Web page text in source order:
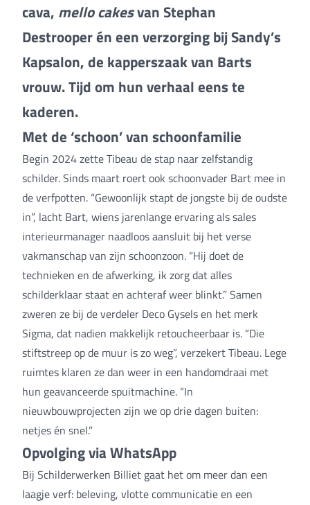
cava, mello cakesvan Stephan
Destrooper én een verzorging bij Sandy’s
Kapsalon, de kapperszaak van Barts
vrouw. Tijd om hun verhaal eens te
kaderen.
Met de ‘schoon’ van schoonfamilie
Begin 2024 zette Tibeau de stap naar zelfstandig
schilder. Sinds maart roert ook schoonvader Bart mee in
de verfpotten. “Gewoonlijk stapt de jongste bij de oudste
in”, lacht Bart, wiens jarenlange ervaring als sales
interieurmanager naadloos aansluit bij het verse
vakmanschap van zijn schoonzoon. “Hij doet de
technieken en de afwerking, ik zorg dat alles
schilderklaar staat en achteraf weer blinkt.” Samen
zweren ze bij de verdeler Deco Gysels en het merk
Sigma, dat nadien makkelijk retoucheerbaar is. “Die
stiftstreep op de muur is zo weg”, verzekert Tibeau. Lege
ruimtes klaren ze dan weer in een handomdraai met
hun geavanceerde spuitmachine. “In
nieuwbouwprojecten zijn we op drie dagen buiten:
netjes én snel.”
Opvolging via WhatsApp
Bij Schilderwerken Billiet gaat het om meer dan een
laagje verf: beleving, vlotte communicatie en een